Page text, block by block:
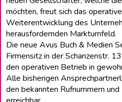
möchten, freut sich das
Weiterentwicklung des
herausfordernden Marktumfeld.
Die neue Avus Buch & Medien
Firmensitz in der Schanzenstr.
den operativen Betrieb in
Alle bisherigen
den bekannten Rufnummern